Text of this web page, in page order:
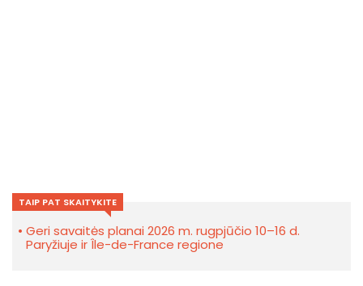
TAIP PAT SKAITYKITE
Geri savaitės planai 2026 m. rugpjūčio 10–16 d.
Paryžiuje ir Île-de-France regione